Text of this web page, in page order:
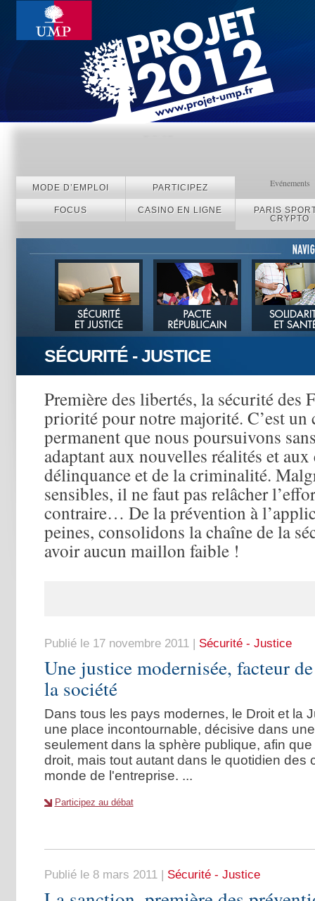
MODE D’EMPLOI PARTICIPEZ Evénements
FOCUS CASINO EN LIGNE
PARIS
CRYPTO
SÉCURITÉ - JUSTICE
Première des libertés, la sécurité des
priorité pour notre majorité. C’est un
permanent que nous poursuivons
adaptant aux nouvelles réalités et
délinquance et de la criminalité.
sensibles, il ne faut pas relâcher
contraire… De la prévention à
peines, consolidons la chaîne de la
avoir aucun maillon faible !
Publié le 17 novembre 2011| Sécurité - Justice
Une justice modernisée, facteur
la société
Dans tous les pays modernes, le Droit et la
une place incontournable, décisive dans
seulement dans la sphère publique, afin
droit, mais tout autant dans le quotidien des
monde de l'entreprise. ...
Participez au débat
Publié le 8 mars 2011| Sécurité - Justice